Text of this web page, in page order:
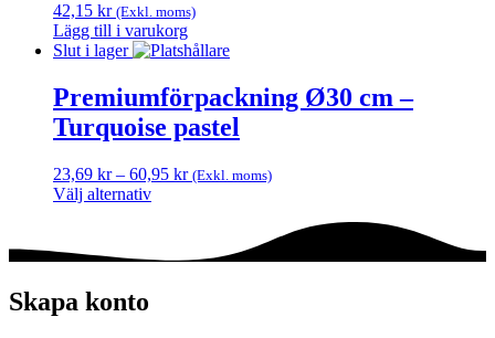
42,15 kr (Exkl. moms)
Lägg till i varukorg
Slut i lager
Premiumförpackning Ø30 cm –
Turquoise pastel
23,69 kr – 60,95 krPrisintervall:
(Exkl. moms)
Välj alternativ
produkten
varianter.
Skapa konto